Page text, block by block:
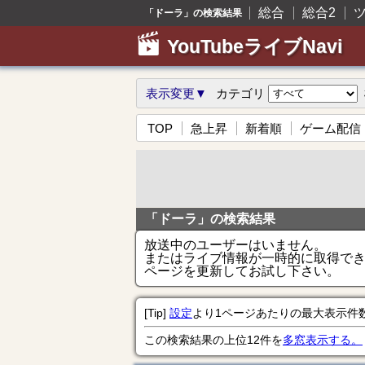
「ドーラ」の検索結果 総合 総合2
YouTubeライブNavi
表示変更▼ カテゴリ
TOP 急上昇 新着順 ゲーム配信
「ドーラ」の検索結果
放送中のユーザーはいません。
またはライブ情報が一時的に取得で
ページを更新してお試し下さい。
[Tip] 設定より1ページあたりの最大表示件
この検索結果の上位12件を多窓表示する。